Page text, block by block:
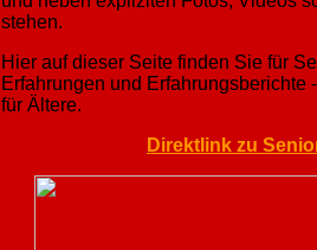
stehen.
Hier auf dieser Seite finden Sie für
Erfahrungen und
für Ältere.
Direktlink zu